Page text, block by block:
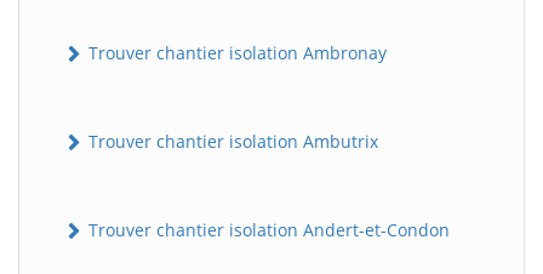
Trouver chantier isolation Ambronay
Trouver chantier isolation Ambutrix
Trouver chantier isolation Andert-et-Condon